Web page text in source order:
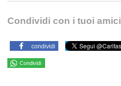
Condividi con i tuoi amici
condividi
Condividi